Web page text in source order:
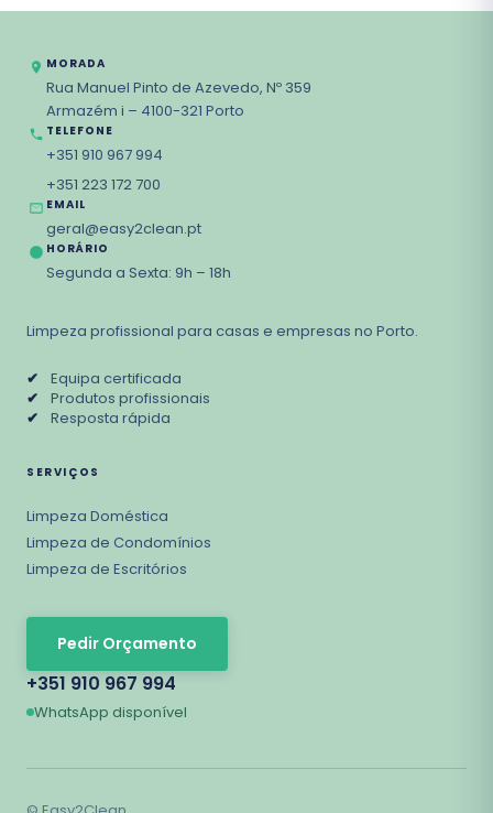
MORADA
Rua Manuel Pinto de Azevedo, Nº 359
Armazém i – 4100-321 Porto
TELEFONE
+351 910 967 994
+351 223 172 700
EMAIL
geral@easy2clean.pt
HORÁRIO
Segunda a Sexta: 9h – 18h
Limpeza profissional para casas e empresas no Porto.
✔
Equipa certificada
✔
Produtos profissionais
✔
Resposta rápida
SERVIÇOS
Limpeza Doméstica
Limpeza de Condomínios
Limpeza de Escritórios
Pedir Orçamento
+351 910 967 994
WhatsApp disponível